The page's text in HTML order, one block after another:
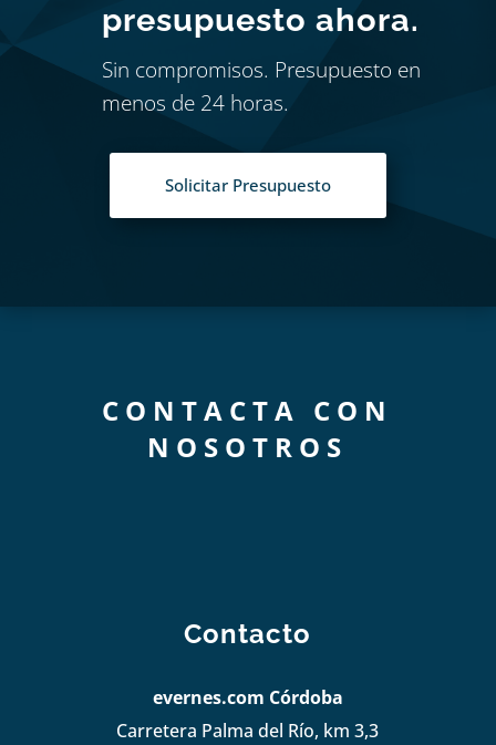
presupuesto ahora.
Sin compromisos. Presupuesto en
menos de 24 horas.
Solicitar Presupuesto
CONTACTA CON
NOSOTROS
Contacto
evernes.com Córdoba
Carretera Palma del Río, km 3,3